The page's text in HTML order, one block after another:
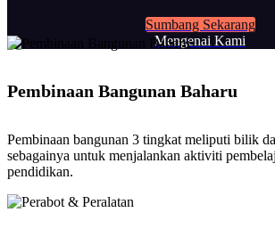
Sumbang Sekarang
Mengenai Kami
Pembinaan Bangunan Baharu
Pembinaan bangunan 3 tingkat meliputi bilik
sebagainya untuk menjalankan aktiviti
pendidikan.